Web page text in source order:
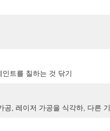
트를 칠하는 것 닦기
공, 레이저 가공을 식각하, 다른